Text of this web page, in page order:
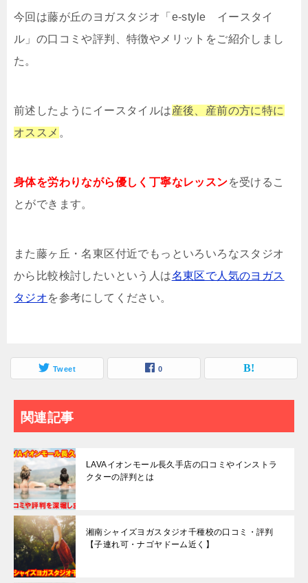
今回は藤が丘のヨガスタジオ「e-style イースタイ
ル」の口コミや評判、特徴やメリットをご紹介しまし
た。
前述したようにイースタイルは産後、産前の方に特に
オススメ 。
身体を労わりながら優しく丁寧なレッスンを受けるこ
とができます。
また藤ヶ丘・名東区付近でもっといろいろなスタジオ
から比較検討したいという人は名東区で人気のヨガス
タジオを参考にしてください。
Tweet 0
関連記事
LAVAイオンモール長久手店の口コミやインストラ
クターの評判とは
湘南シャイズヨガスタジオ千種校の口コミ・評判
【子連れ可・ナゴヤドーム近く】